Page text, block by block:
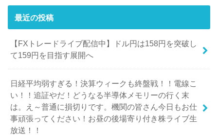
最近の投稿
【FXトレードライブ配信中】ドル円は158円を突破し
て159円を目指す展開へ
日経平均弱すぎる！決算ウィークも終盤戦！！電線こ
い！！追証やだ！どうなる半導体メモリーの行く末
は。え～普通に損切りです。機関の皆さん今日もお仕
事頑張ってください！お昼の後場寄り付き株ライブ生
放送！！